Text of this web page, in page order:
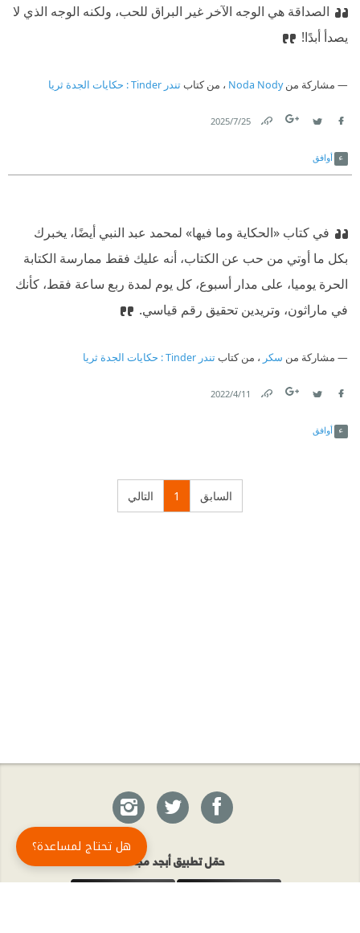
الصداقة هي الوجه الآخر غير البراق للحب، ولكنه الوجه الذي لا
يصدأ أبدًا!
مشاركة منNoda Nody ، من كتابتندر Tinder : حكايات الجدة ثريا
25‏/7‏/2025
أوافق
‫في كتاب «الحكاية وما فيها» لمحمد عبد النبي أيضًا، يخبرك
بكل ما أوتي من حب عن الكتاب، أنه عليك فقط ممارسة الكتابة
الحرة يوميا، على مدار أسبوع، كل يوم لمدة ربع ساعة فقط، كأنك
في ماراثون، وتريدين تحقيق رقم قياسي.
مشاركة من سكر ، من كتابتندر Tinder : حكايات الجدة ثريا
11‏/4‏/2022
أوافق
السابق 1 التالي
حمّل تطبيق أبجد مجاناً
هل تحتاج لمساعدة؟